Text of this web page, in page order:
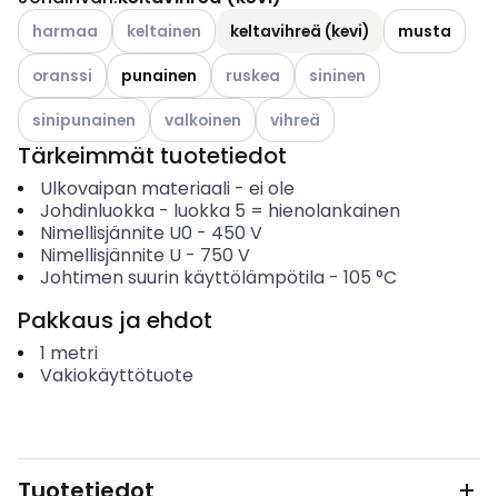
Katso käytettävissä olevat vaihtoehdot
harmaa Katso käytettävissä olevat vaihtoehdot
keltainen keltavihreä (kevi)
musta
Katso käytettävissä olevat vaihtoehdot
oranssi punainen Katso käytettävissä olevat
ruskea Katso käytettävissä
sininen
Katso käytettävissä olevat vaihtoehdot
sinipunainen Katso käytettävissä olevat vaihtoehdot
valkoinen Katso käytettävissä olevat
vihreä
Tärkeimmät tuotetiedot
Ulkovaipan materiaali- ei ole
Johdinluokka- luokka 5 = hienolankainen
Nimellisjännite U0 - 450 V
Nimellisjännite U- 750 V
Johtimen suurin käyttölämpötila- 105 °C
Pakkaus ja ehdot
1 metri
Vakiokäyttötuote